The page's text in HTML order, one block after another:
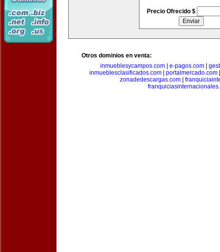
Precio Ofrecido $
Otros dominios en venta:
inmueblesycampos.com| e-pagos.com|
inmueblesclasificados.com
portalmercado.com
zonadedescargas.com